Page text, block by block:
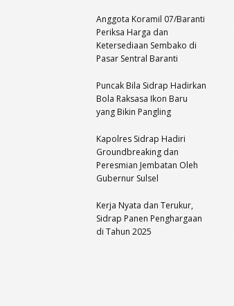
Anggota Koramil 07/Baranti
Periksa Harga dan
Ketersediaan Sembako di
Pasar Sentral Baranti
Puncak Bila Sidrap Hadirkan
Bola Raksasa Ikon Baru
yang Bikin Pangling
Kapolres Sidrap Hadiri
Groundbreaking dan
Peresmian Jembatan Oleh
Gubernur Sulsel
Kerja Nyata dan Terukur,
Sidrap Panen Penghargaan
di Tahun 2025